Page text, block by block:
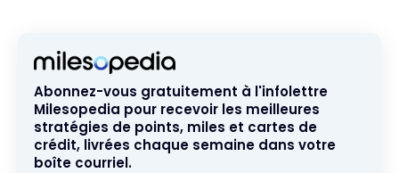
Abonnez-vous gratuitement à l'infolettre
Milesopedia pour recevoir les meilleures
stratégies de points, miles et cartes de
crédit, livrées chaque semaine dans votre
boîte courriel.